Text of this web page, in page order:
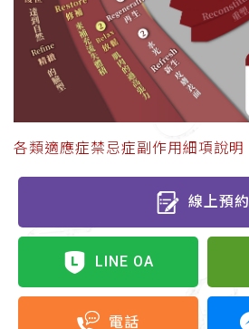
各類適應症禁忌症副作用細項說明
線上預約
LINE OA
電話